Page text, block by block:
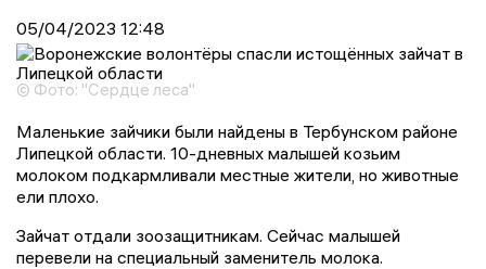
05/04/2023 12:48
© Фото: "Сердце леса"
Маленькие зайчики были найдены в Тербунском районе
Липецкой области. 10-дневных малышей козьим
молоком подкармливали местные жители, но животные
ели плохо.
Зайчат отдали зоозащитникам. Сейчас малышей
перевели на специальный заменитель молока.